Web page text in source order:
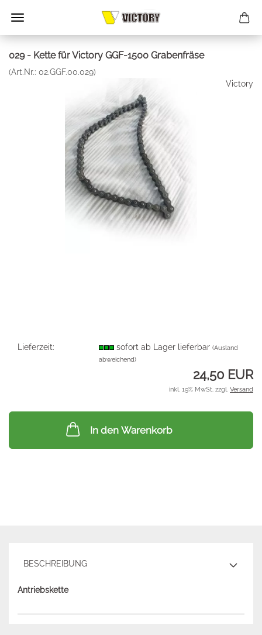
029 - Kette für Victory GGF-1500 Grabenfräse
(Art.Nr.: 02.GGF.00.029)
Victory
Lieferzeit: sofort ab Lager lieferbar(Ausland
abweichend)
24,50 EUR
inkl. 19% MwSt. zzgl. Versand
In den Warenkorb
BESCHREIBUNG
Antriebskette